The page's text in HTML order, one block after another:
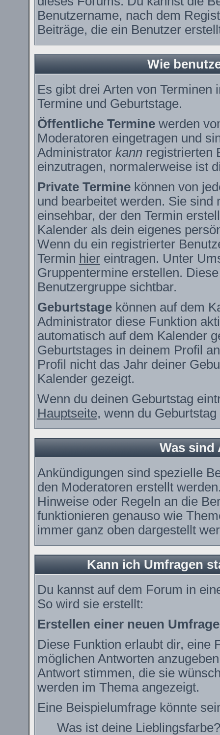
Benutzername, nach dem
Beiträge, die ein Benutzer
Wie
Es gibt drei Arten von Terminen
Termine und Geburtstage.
Öffentliche Terminewerden
Moderatoren eingetragen und
Administrator kannregistrierten
einzutragen, normalerweise ist
Private Terminekönnen von
und bearbeitet werden. Sie
einsehbar, der den Termin
Kalender als dein eigenes
Wenn du ein registrierter
Termin hiereintragen. Unter
Gruppentermine erstellen.
Benutzergruppe sichtbar.
Geburtstagekönnen auf dem
Administrator diese Funktion
automatisch auf dem Kalender
Geburtstages in deinem Profil
Profil nicht das Jahr deiner
Kalender gezeigt.
Wenn du deinen Geburtstag
Hauptseite, wenn du Geburtstag
Was sind
Ankündigungen sind spezielle
den Moderatoren erstellt
Hinweise oder Regeln an die
funktionieren genauso wie
immer ganz oben dargestellt
Kann ich Umfragen
Du kannst auf dem Forum in
So wird sie erstellt:
Erstellen einer neuen Umfrage
Diese Funktion erlaubt dir, eine
möglichen Antworten
Antwort stimmen, die sie
werden im Thema angezeigt.
Eine Beispielumfrage könnte
Was ist deine Lieblingsfarbe?